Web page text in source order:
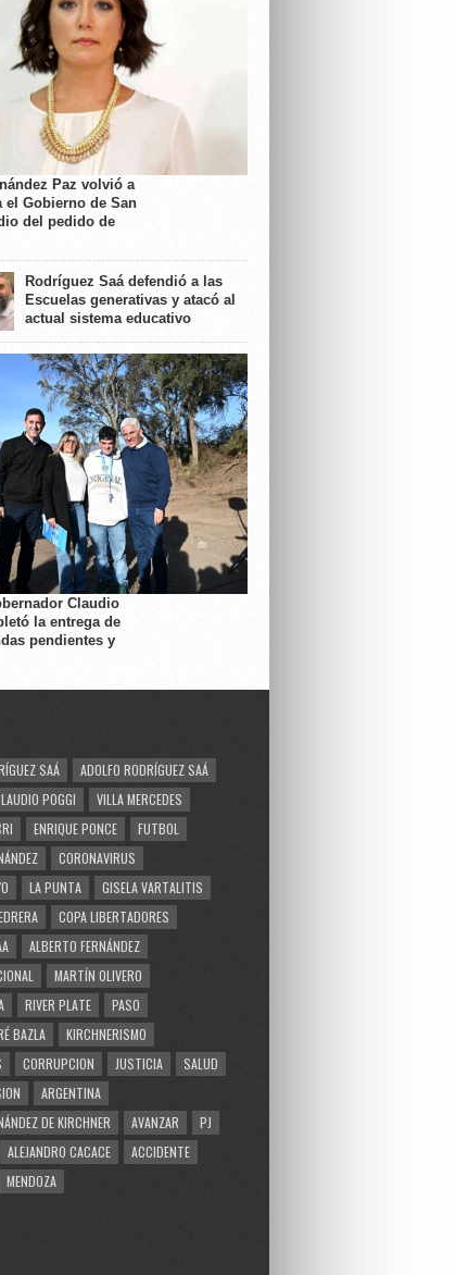
Paz volvió a
el Gobierno de San
del pedido de
Rodríguez Saá defendió a las
Escuelas generativas y atacó al
actual sistema educativo
Claudio
la entrega de
pendientes y
SAÁ
ADOLFO RODRÍGUEZ SAÁ
POGGI
VILLA MERCEDES
ENRIQUE PONCE
FUTBOL
CORONAVIRUS
LA PUNTA
GISELA VARTALITIS
COPA LIBERTADORES
ALBERTO FERNÁNDEZ
MARTÍN OLIVERO
RIVER PLATE
PASO
BAZLA
KIRCHNERISMO
CORRUPCION JUSTICIA
SALUD
ARGENTINA
DE KIRCHNER
AVANZAR
PJ
ALEJANDRO CACACE
ACCIDENTE
MENDOZA